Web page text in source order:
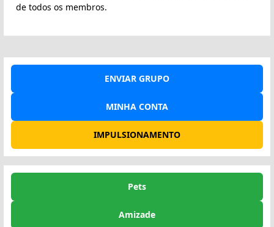
de todos os membros.
ENVIAR GRUPO
MINHA CONTA
IMPULSIONAMENTO
Pets
Amizade